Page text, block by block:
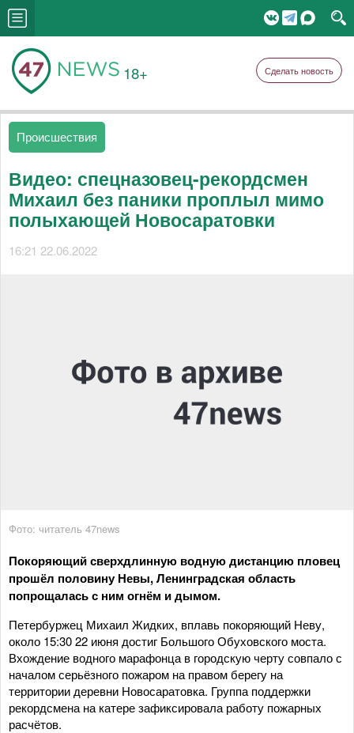
18+ Сделать новость
Происшествия
Видео: спецназовец-рекордсмен
Михаил без паники проплыл мимо
полыхающей Новосаратовки
16:21 22.06.2022
Фото: читатель 47news
Покоряющий сверхдлинную водную дистанцию пловец
прошёл половину Невы, Ленинградская область
попрощалась с ним огнём и дымом.
Петербуржец Михаил Жидких, вплавь покоряющий Неву,
около 15:30 22 июня достиг Большого Обуховского моста.
Вхождение водного марафонца в городскую черту совпало с
началом серьёзного пожаром на правом берегу на
территории деревни Новосаратовка. Группа поддержки
рекордсмена на катере зафиксировала работу пожарных
расчётов.